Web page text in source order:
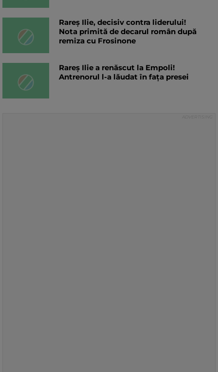
Rareș Ilie, decisiv contra liderului!
Nota primită de decarul român după
remiza cu Frosinone
Rareș Ilie a renăscut la Empoli!
Antrenorul l-a lăudat în fața presei